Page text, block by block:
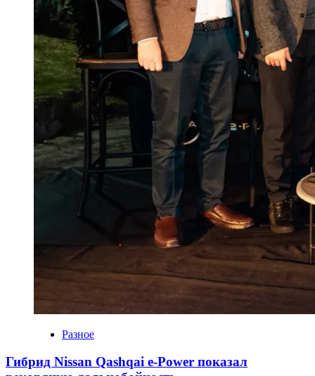
Разное
Гибрид Nissan Qashqai e-Power показал